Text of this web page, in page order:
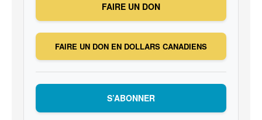
FAIRE UN DON
FAIRE UN DON EN DOLLARS CANADIENS
S’ABONNER